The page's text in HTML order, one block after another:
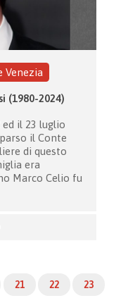
Venezia
(1980-2024)
il 23 luglio
il Conte
di questo
era
Marco Celio fu
21 22 23